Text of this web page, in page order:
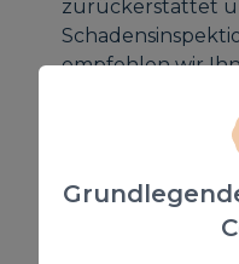
zurückerstattet
empfehlen wir
überprüfen, ob
und uns
Ein Haustier ist
€ für den
zusammen mit